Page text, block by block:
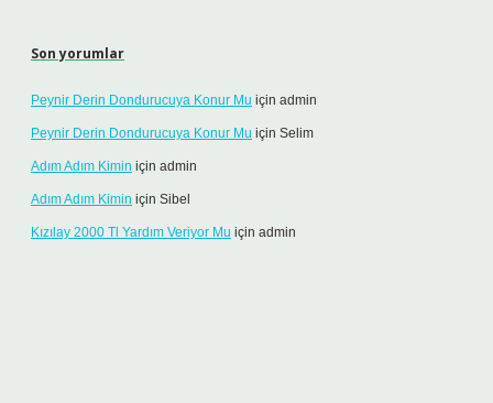
Son yorumlar
Peynir Derin Dondurucuya Konur Mu için admin
Peynir Derin Dondurucuya Konur Mu için Selim
Adım Adım Kimin için admin
Adım Adım Kimin için Sibel
Kızılay 2000 Tl Yardım Veriyor Mu için admin